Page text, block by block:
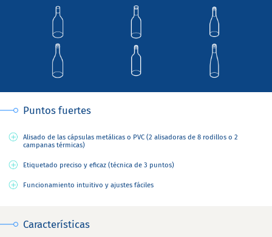
Puntos fuertes
Alisado de las cápsulas metálicas o PVC (2 alisadoras de 8 rodillos o 2
campanas térmicas)
Etiquetado preciso y eficaz (técnica de 3 puntos)
Funcionamiento intuitivo y ajustes fáciles
Características